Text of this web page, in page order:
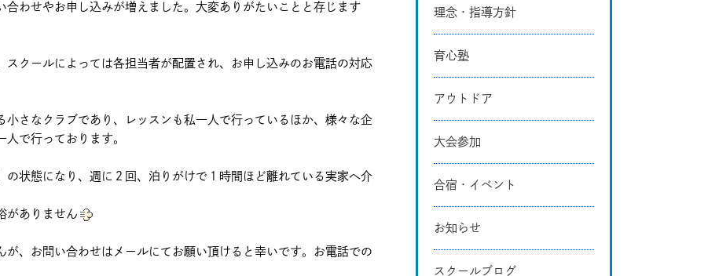
合わせやお申し込みが増えました。大変ありがたいことと存じます
クールによっては各担当者が配置され、お申し込みのお電話の対応
さなクラブであり、レッスンも私一人で行っているほか、様々な企
で行っております。
状態になり、週に２回、泊りがけで１時間ほど離れている実家へ介
がありません
、お問い合わせはメールにてお願い頂けると幸いです。お電話での
理念・指導方針
育心塾
アウトドア
大会参加
合宿・イベント
お知らせ
スクールブログ